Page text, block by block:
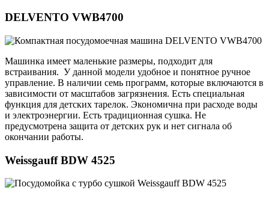
DELVENTO VWB4700
Машинка имеет маленькие размеры, подходит для
встраивания. У данной модели удобное и понятное ручное
управление. В наличии семь программ, которые включаются в
зависимости от масштабов загрязнения. Есть специальная
функция для детских тарелок. Экономична при расходе воды
и электроэнергии. Есть традиционная сушка. Не
предусмотрена защита от детских рук и нет сигнала об
окончании работы.
Weissgauff BDW 4525